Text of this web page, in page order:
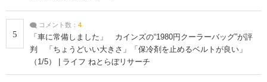
5
コメント数： 4
「車に常備しました」 カインズの“1980円クーラーバッグ”が評
判 「ちょうどいい大きさ」「保冷剤を止めるベルトが良い」
（1/5） | ライフ ねとらぼリサーチ